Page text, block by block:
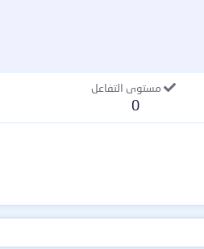
مستوى التفاعل
0